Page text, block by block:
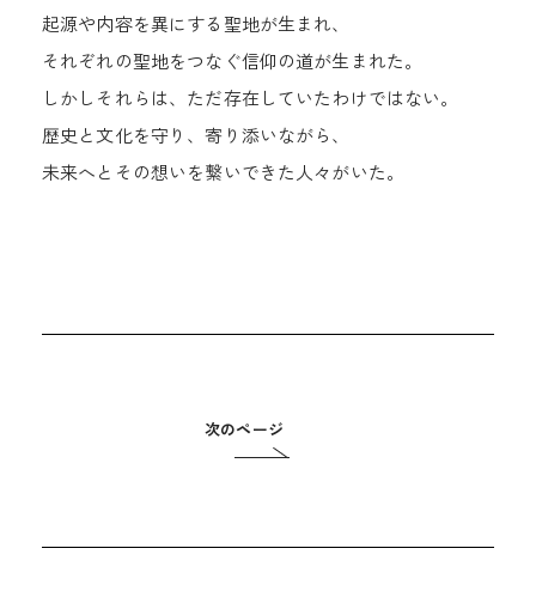
起源や内容を異にする聖地が生まれ、
それぞれの聖地をつなぐ信仰の道が生まれた。
しかしそれらは、ただ存在していたわけではない。
歴史と文化を守り、寄り添いながら、
未来へとその想いを繋いできた人々がいた。
次のページ